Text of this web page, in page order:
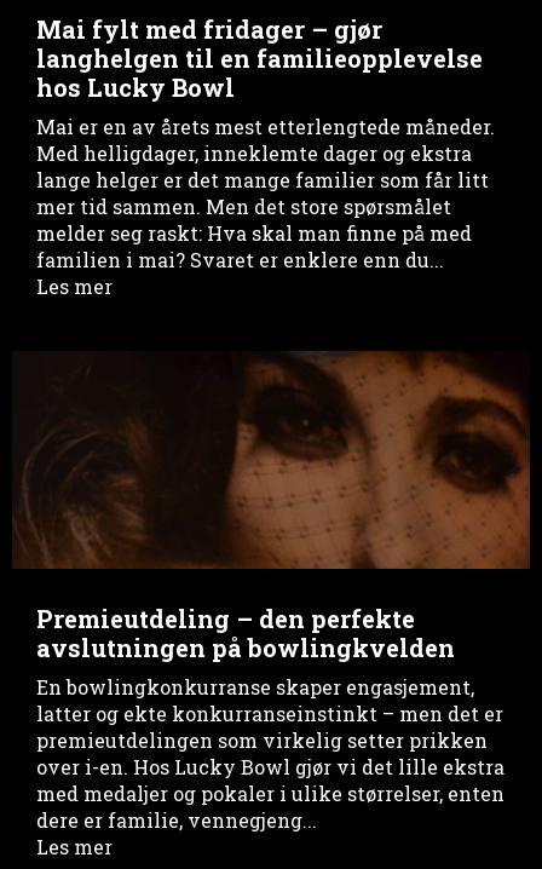
Mai fylt med fridager – gjør
langhelgen til en familieopplevelse
hos Lucky Bowl
Mai er en av årets mest etterlengtede måneder.
Med helligdager, inneklemte dager og ekstra
lange helger er det mange familier som får litt
mer tid sammen. Men det store spørsmålet
melder seg raskt: Hva skal man finne på med
familien i mai? Svaret er enklere enn du...
Les mer
Premieutdeling – den perfekte
avslutningen på bowlingkvelden
En bowlingkonkurranse skaper engasjement,
latter og ekte konkurranseinstinkt – men det er
premieutdelingen som virkelig setter prikken
over i-en. Hos Lucky Bowl gjør vi det lille ekstra
med medaljer og pokaler i ulike størrelser, enten
dere er familie, vennegjeng...
Les mer